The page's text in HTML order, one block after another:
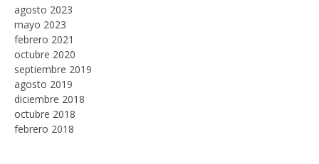
agosto 2023
mayo 2023
febrero 2021
octubre 2020
septiembre 2019
agosto 2019
diciembre 2018
octubre 2018
febrero 2018